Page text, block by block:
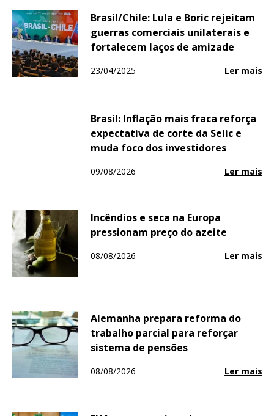
Brasil/Chile: Lula e Boric rejeitam
guerras comerciais unilaterais e
fortalecem laços de amizade
23/04/2025 Ler mais
Brasil: Inflação mais fraca reforça
expectativa de corte da Selic e
muda foco dos investidores
09/08/2026 Ler mais
Incêndios e seca na Europa
pressionam preço do azeite
08/08/2026 Ler mais
Alemanha prepara reforma do
trabalho parcial para reforçar
sistema de pensões
08/08/2026 Ler mais